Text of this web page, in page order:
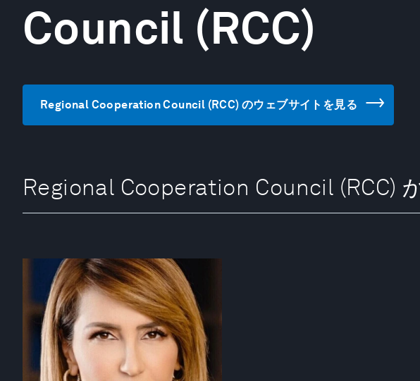
Council (RCC)
Regional Cooperation Council (RCC) のウェブサイトを見る
Regional Cooperation Council (RCC)